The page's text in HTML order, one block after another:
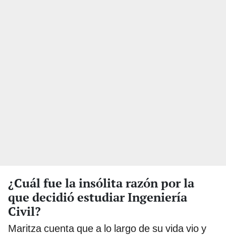
¿Cuál fue la insólita razón por la
que decidió estudiar Ingeniería
Civil?
Maritza cuenta que a lo largo de su vida vio y